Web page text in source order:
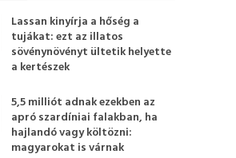
Lassan kinyírja a hőség a
tujákat: ezt az illatos
sövénynövényt ültetik helyette
a kertészek
5,5 milliót adnak ezekben az
apró szardíniai falakban, ha
hajlandó vagy költözni:
magyarokat is várnak